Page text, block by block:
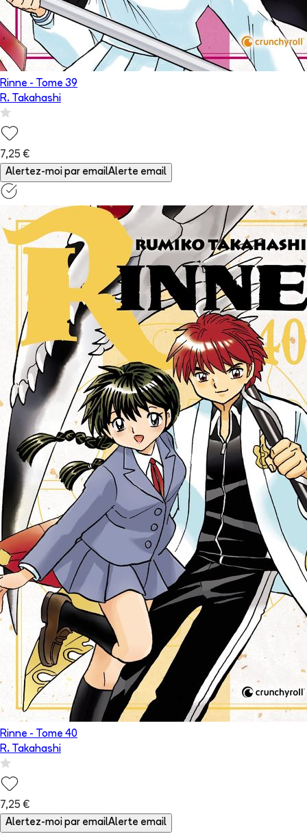
Rinne - Tome 39
R. Takahashi
7,25 €
Alertez-moi par emailAlerte email
Rinne - Tome 40
R. Takahashi
7,25 €
Alertez-moi par emailAlerte email